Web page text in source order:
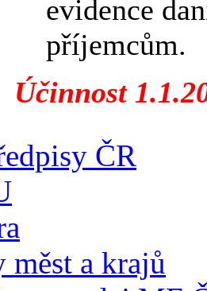
evidence
příjemcům.
Účinnost
ČR
měst a krajů